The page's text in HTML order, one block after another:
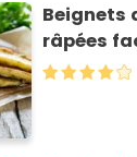
Beignets
râpées